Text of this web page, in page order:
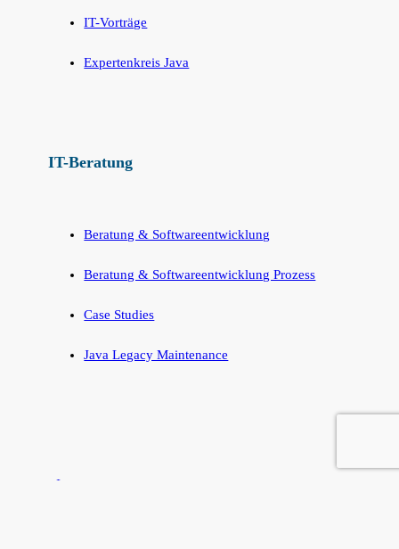
IT-Vorträge
Expertenkreis Java
IT-Beratung
Beratung & Softwareentwicklung
Beratung & Softwareentwicklung Prozess
Case Studies
Java Legacy Maintenance
Impressum